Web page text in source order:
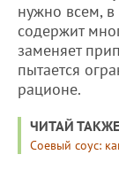
нужно всем,
содержит
заменяет
пытается
рационе.
ЧИТАЙ
Соевый соус: